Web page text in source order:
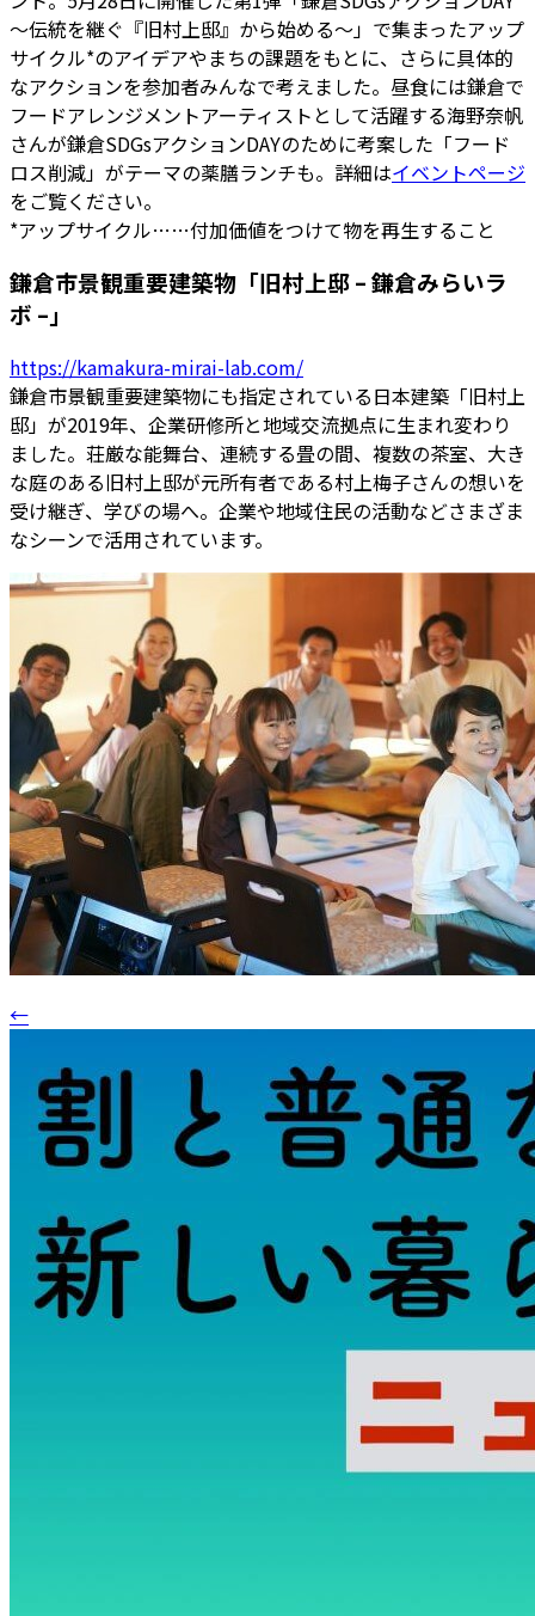
～伝統を継ぐ『旧村上邸』から始める～」で集まったアップ
サイクル*のアイデアやまちの課題をもとに、さらに具体的
なアクションを参加者みんなで考えました。昼食には鎌倉で
フードアレンジメントアーティストとして活躍する海野奈帆
さんが鎌倉SDGsアクションDAYのために考案した「フード
ロス削減」がテーマの薬膳ランチも。詳細はイベントページ
をご覧ください。
*アップサイクル……付加価値をつけて物を再生すること
鎌倉市景観重要建築物「旧村上邸 – 鎌倉みらいラ
ボ –」
https://kamakura-mirai-lab.com/
鎌倉市景観重要建築物にも指定されている日本建築「旧村上
邸」が2019年、企業研修所と地域交流拠点に生まれ変わり
ました。荘厳な能舞台、連続する畳の間、複数の茶室、大き
な庭のある旧村上邸が元所有者である村上梅子さんの想いを
受け継ぎ、学びの場へ。企業や地域住民の活動などさまざま
なシーンで活用されています。
←